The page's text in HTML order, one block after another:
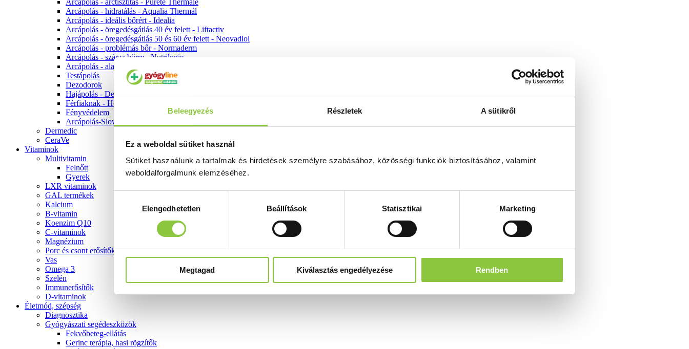
Beleegyezés Részletek A sütikről
Ez a weboldal sütiket használ
Sütiket használunk a tartalmak és hirdetések személyre szabásához, közösségi funkciók biztosításához, valamint
weboldalforgalmunk elemzéséhez.
kiválasztásaElengedhetetlen Beállítások Statisztikai Marketing
Megtagad Kiválasztás engedélyezése Rendben
Arcápolás - arctisztítás - Purete Thermale
Arcápolás - hidratálás - Aqualia Thermál
Arcápolás - ideális bőrért - Idealia
Arcápolás - öregedésgátlás 40 év felett - Liftactiv
Arcápolás - öregedésgátlás 50 és 60 év felett - Neovadiol
Arcápolás - problémás bőr - Normaderm
Arcápolás - száraz bőrre - Nutrilogie
Arcápolás - alapozók
Testápolás
Dezodorok
Hajápolás - Dercos
Férfiaknak - Homme
Fényvédelem
Arcápolás-Slow Age
Dermedic
CeraVe
Vitaminok
Multivitamin
Felnőtt
Gyerek
LXR vitaminok
GAL termékek
Kalcium
B-vitamin
Koenzim Q10
C-vitaminok
Magnézium
Porc és csont erősítők
Vas
Omega 3
Szelén
Immunerősítők
D-vitaminok
Életmód, szépség
Diagnosztika
Gyógyászati segédeszközök
Fekvőbeteg-ellátás
Gerinc terápia, hasi rögzítők